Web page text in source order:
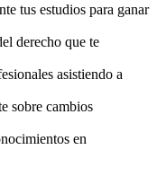
tus estudios para ganar
derecho que te
asistiendo a
sobre cambios
en